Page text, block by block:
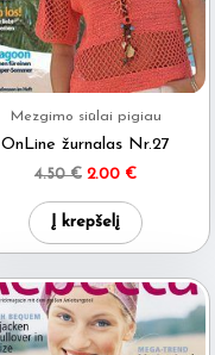
Mezgimo siūlai pigiau
OnLine žurnalas Nr.27
4.50€ Original
was:
4.50 €.
2.00 €Current
is:
2.00 €.
Į krepšelį